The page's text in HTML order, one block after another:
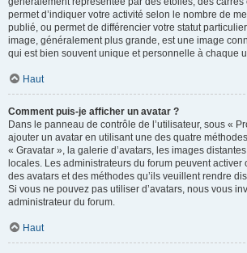
permet d’indiquer votre activité selon le nombre de
publié, ou permet de différencier votre statut particulier
image, généralement plus grande, est une image
qui est bien souvent unique et personnelle à chaque
Haut
Comment puis-je afficher un avatar ?
Dans le panneau de contrôle de l’utilisateur, sous «
ajouter un avatar en utilisant une des quatre
« Gravatar », la galerie d’avatars, les images
locales. Les administrateurs du forum peuvent activer
des avatars et des méthodes qu’ils veuillent rendre
Si vous ne pouvez pas utiliser d’avatars, nous vous
administrateur du forum.
Haut